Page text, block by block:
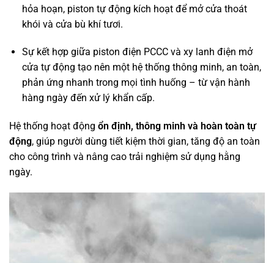
hỏa hoạn, piston tự động kích hoạt để mở cửa thoát
khói và cửa bù khí tươi.
Sự kết hợp giữa piston điện PCCC và xy lanh điện mở
cửa tự động tạo nên một hệ thống thông minh, an toàn,
phản ứng nhanh trong mọi tình huống – từ vận hành
hàng ngày đến xử lý khẩn cấp.
Hệ thống hoạt động ổn định, thông minh và hoàn toàn tự
động, giúp người dùng tiết kiệm thời gian, tăng độ an toàn
cho công trình và nâng cao trải nghiệm sử dụng hằng
ngày.